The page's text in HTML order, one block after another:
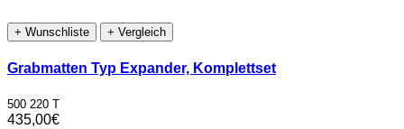
+ Wunschliste + Vergleich
Grabmatten Typ Expander, Komplettset
500 220 T
435,00€